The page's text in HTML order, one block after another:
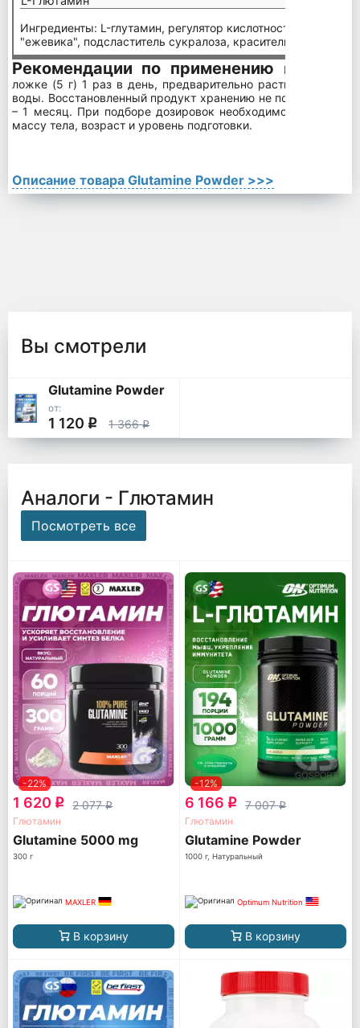
Ингредиенты: L-глутамин, регулятор кислотности лимонная
"ежевика", подсластитель сукралоза, краситель
Рекомендации по применению
Взрослым
ложке (5 г) 1 раз в день, предварительно растворив в 250
воды. Восстановленный продукт хранению не подлежит.
– 1 месяц. При подборе дозировок необходимо учитывать
массу тела, возраст и уровень подготовки.
Описание товара Glutamine Powder >>>
Вы смотрели
Glutamine Powder
от:
1 120 q 1 366q
Аналоги - Глютамин
Посмотреть все
-22%
1 620 q 2 077q
Глютамин
Glutamine 5000 mg
300 г
MAXLER
В корзину
-12%
6 166 q 7 007q
Глютамин
Glutamine Powder
1000 г, Натуральный
Optimum Nutrition
В корзину